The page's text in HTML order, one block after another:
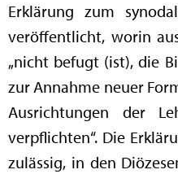
Erklärung zum
veröffentlicht, worin
„nicht befugt (ist), die
zur Annahme neuer
Ausrichtungen der
verpflichten“. Die
zulässig, in den